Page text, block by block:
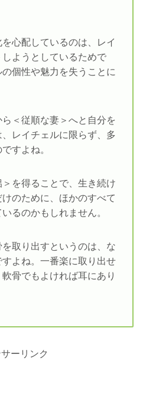
心配しているのは、レイ
ようとしているためで
個性や魅力を失うことに
＜従順な妻＞へと自分を
レイチェルに限らず、多
すよね。
を得ることで、生き続け
のために、ほかのすべて
るのかもしれません。
取り出すというのは、な
よね。一番楽に取り出せ
骨でもよければ耳にあり
ーリンク